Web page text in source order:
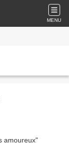
MENU